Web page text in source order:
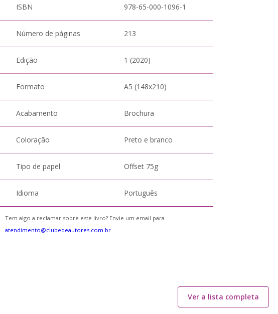
ISBN 978-65-000-1096-1
Número de páginas 213
Edição 1 (2020)
Formato A5 (148x210)
Acabamento Brochura
Coloração Preto e branco
Tipo de papel Offset 75g
Idioma Português
Tem algo a reclamar sobre este livro? Envie um email para
atendimento@clubedeautores.com.br
Ver a lista completa